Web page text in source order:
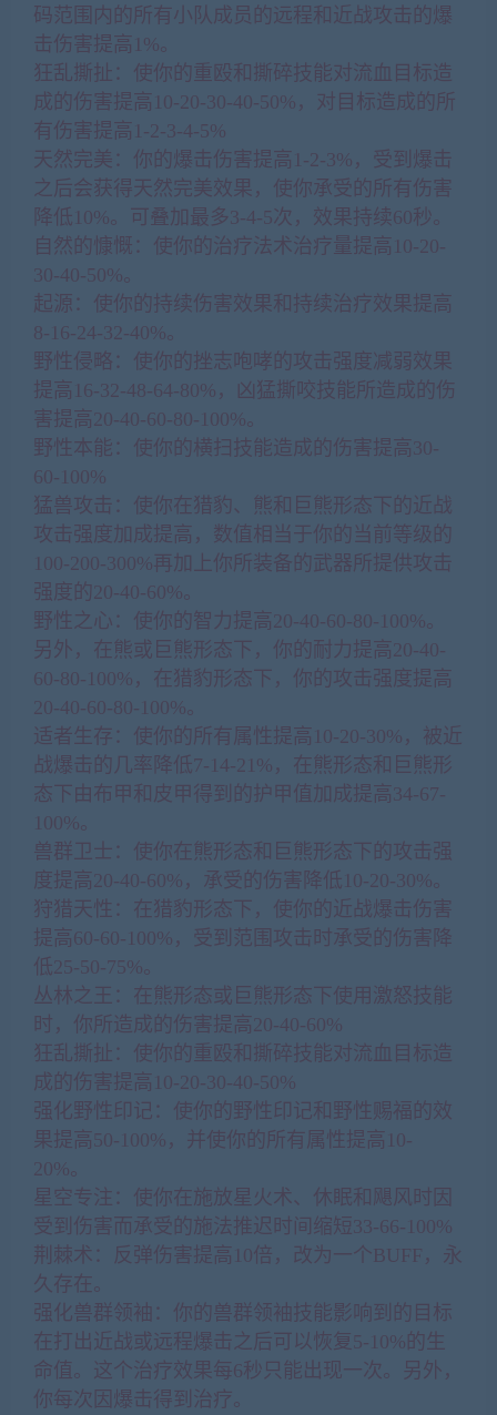
码范围内的所有小队成员的远程和近战攻击的爆
击伤害提高1%。
狂乱撕扯：使你的重殴和撕碎技能对流血目标造
成的伤害提高10-20-30-40-50%，对目标造成的所
有伤害提高1-2-3-4-5%
天然完美：你的爆击伤害提高1-2-3%，受到爆击
之后会获得天然完美效果，使你承受的所有伤害
降低10%。可叠加最多3-4-5次，效果持续60秒。
自然的慷慨：使你的治疗法术治疗量提高10-20-
30-40-50%。
起源：使你的持续伤害效果和持续治疗效果提高
8-16-24-32-40%。
野性侵略：使你的挫志咆哮的攻击强度减弱效果
提高16-32-48-64-80%，凶猛撕咬技能所造成的伤
害提高20-40-60-80-100%。
野性本能：使你的横扫技能造成的伤害提高30-
60-100%
猛兽攻击：使你在猎豹、熊和巨熊形态下的近战
攻击强度加成提高，数值相当于你的当前等级的
100-200-300%再加上你所装备的武器所提供攻击
强度的20-40-60%。
野性之心：使你的智力提高20-40-60-80-100%。
另外，在熊或巨熊形态下，你的耐力提高20-40-
60-80-100%，在猎豹形态下，你的攻击强度提高
20-40-60-80-100%。
适者生存：使你的所有属性提高10-20-30%，被近
战爆击的几率降低7-14-21%，在熊形态和巨熊形
态下由布甲和皮甲得到的护甲值加成提高34-67-
100%。
兽群卫士：使你在熊形态和巨熊形态下的攻击强
度提高20-40-60%，承受的伤害降低10-20-30%。
狩猎天性：在猎豹形态下，使你的近战爆击伤害
提高60-60-100%，受到范围攻击时承受的伤害降
低25-50-75%。
丛林之王：在熊形态或巨熊形态下使用激怒技能
时，你所造成的伤害提高20-40-60%
狂乱撕扯：使你的重殴和撕碎技能对流血目标造
成的伤害提高10-20-30-40-50%
强化野性印记：使你的野性印记和野性赐福的效
果提高50-100%，并使你的所有属性提高10-
20%。
星空专注：使你在施放星火术、休眠和飓风时因
受到伤害而承受的施法推迟时间缩短33-66-100%
荆棘术：反弹伤害提高10倍，改为一个BUFF，永
久存在。
强化兽群领袖：你的兽群领袖技能影响到的目标
在打出近战或远程爆击之后可以恢复5-10%的生
命值。这个治疗效果每6秒只能出现一次。另外，
你每次因爆击得到治疗。